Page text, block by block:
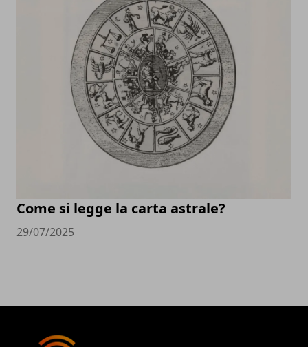
Come si legge la carta astrale?
29/07/2025